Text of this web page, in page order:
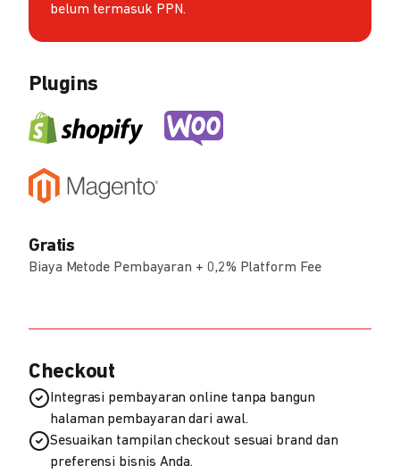
belum termasuk PPN.
Plugins
Gratis
Biaya Metode Pembayaran + 0,2% Platform Fee
Checkout
Integrasi pembayaran online tanpa bangun
halaman pembayaran dari awal.
Sesuaikan tampilan checkout sesuai brand dan
preferensi bisnis Anda.